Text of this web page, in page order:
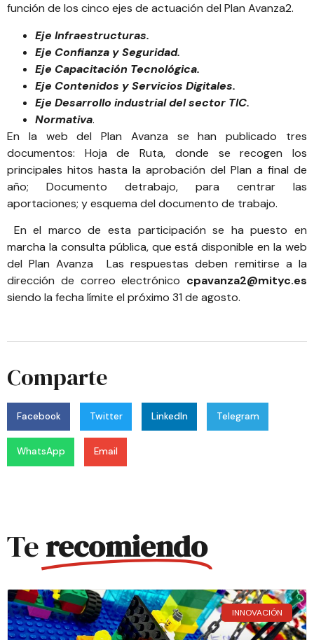
función de los cinco ejes de actuación del Plan Avanza2.
Eje Infraestructuras.
Eje Confianza y Seguridad.
Eje Capacitación Tecnológica.
Eje Contenidos y Servicios Digitales.
Eje Desarrollo industrial del sector TIC.
Normativa.
En la web del Plan Avanza se han publicado tres
documentos: Hoja de Ruta, donde se recogen los
principales hitos hasta la aprobación del Plan a final de
año; Documento detrabajo, para centrar las
aportaciones; yesquema del documento de trabajo.
En el marco de esta participación se ha puesto en
marcha la consulta pública, que está disponibleen la web
del Plan Avanza
Las respuestas deben remitirse a la
dirección de correo electrónico cpavanza2@mityc.es
siendo la fecha límite el próximo 31 de agosto.
Comparte
Facebook Twitter LinkedIn Telegram
WhatsApp Email
Terecomiendo
INNOVACIÓN